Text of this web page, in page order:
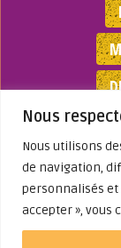
Nous
Nous utilisons
de navigation,
personnalisés et
accepter », vous